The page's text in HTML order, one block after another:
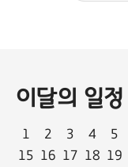
이달의 일정
1 2 3 4 5
15 16 17 18 19